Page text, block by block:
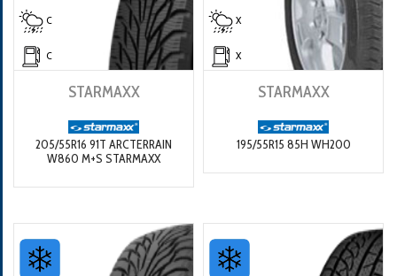
C
C
STARMAXX
205/55R16 91T ARCTERRAIN
W860 M+S STARMAXX
X
X
STARMAXX
195/55R15 85H WH200